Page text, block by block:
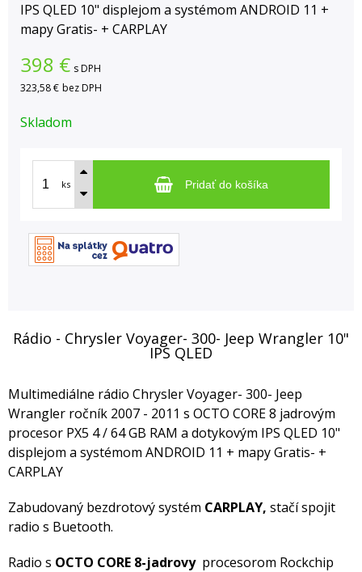
IPS QLED 10" displejom a systémom ANDROID 11 +
mapy Gratis- + CARPLAY
398 € s DPH
323,58 € bez DPH
Skladom
ks Pridať do košíka
Rádio - Chrysler Voyager- 300- Jeep Wrangler 10"
IPS QLED
Multimediálne rádio Chrysler Voyager- 300- Jeep
Wrangler ročník 2007 - 2011 s OCTO CORE 8 jadrovým
procesor PX5 4 / 64 GB RAM a dotykovým IPS QLED 10"
displejom a systémom ANDROID 11 + mapy Gratis- +
CARPLAY
Zabudovaný bezdrotový systém CARPLAY, stačí spojit
radio s Buetooth.
Radio s OCTO CORE 8-jadrovyprocesorom Rockchip